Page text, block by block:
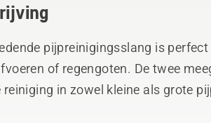
pijpreinigingsslang is
of regengoten. De twee
in zowel kleine als grote